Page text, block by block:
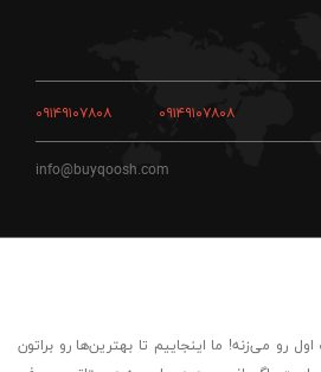
۰۹۱۴۹۱۰۷۸۰۸ ۰۹۱۴۹۱۰۷۸۰۸
info@buyqoosh.com
رو می‌زنه! ما اینجاییم تا بهترین‌ها رو براتون